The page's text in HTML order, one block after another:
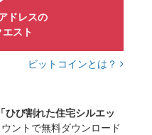
ドレスの
スト
ビットコインとは？
ひび割れた住宅シルエッ
ウントで無料ダウンロード